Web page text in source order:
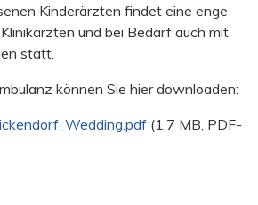
Kinderärzten findet eine enge
und bei Bedarf auch mit
statt.
können Sie hier downloaden:
(1.7 MB, PDF-